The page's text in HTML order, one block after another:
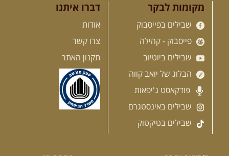
14.08.2026 שישי- מעיינות
ואתגרים בצפון הרמה
מסלול חדש בצפון רמת הגולן בהובלת
[המשך]
15.08.2026 שבת- חדש! נופי
הגליל ונחל צלמון
נצא מצומת גולנו למסע שטח מרתק
בגליל. נבקר בקבר יתרו, ...
מקומות לבקר
שבילים בפייסבוק
פייסבוק - קהילה
שבילים ביוטיוב
הבלוג של יואב קווה
פודקאסט ג'יפאות
שבילים באינסטגרם
שבילים בטיקטוק
דברו איתנו
אודות
צרו קשר
תקנון האתר